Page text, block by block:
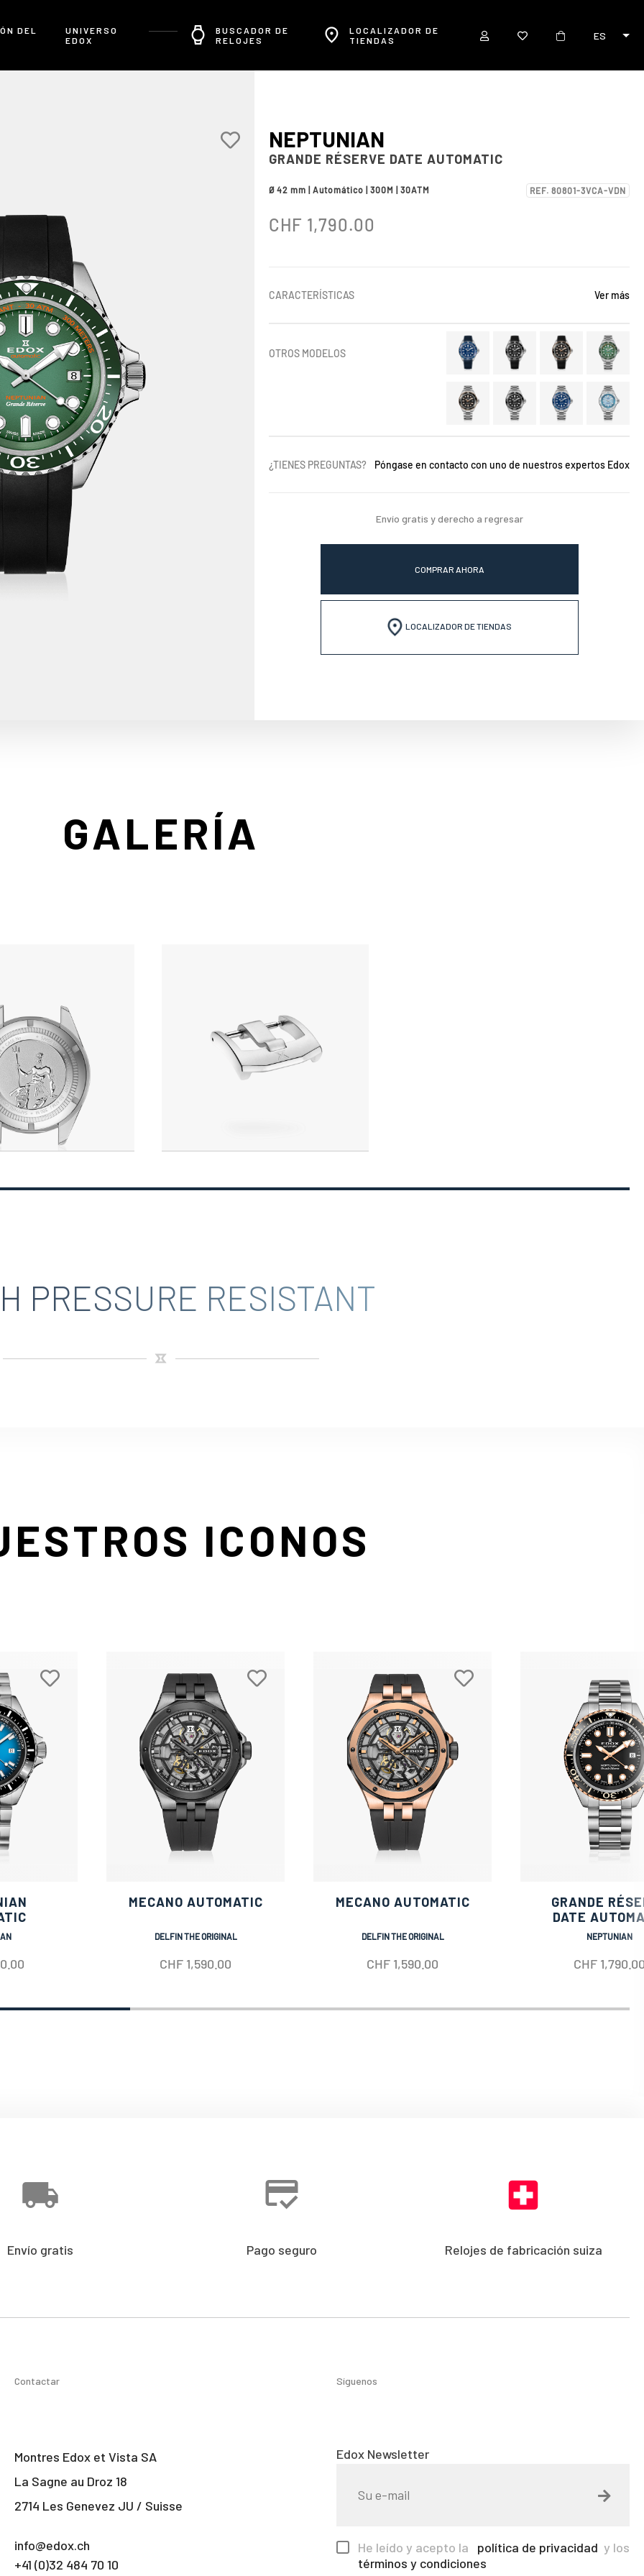
DEL
UNIVERSO
EDOX
BUSCADOR DE
RELOJES
LOCALIZADOR DE
TIENDAS
ES
NEPTUNIAN
GRANDE RÉSERVE DATE AUTOMATIC
Ø 42 mm | Automático | 300M | 30ATM REF. 80801-3VCA-VDN
CHF 1,790.00
CARACTERÍSTICAS Ver más
OTROS MODELOS
¿TIENES PREGUNTAS? Póngase en contacto con uno de nuestros expertos Edox
Envío gratis y derecho a regresar
COMPRAR AHORA
LOCALIZADOR DE TIENDAS
GALERÍA
PRESSURE RESISTANT
ICONOS
MECANO AUTOMATIC
DELFIN THE ORIGINAL
CHF 1,590.00
MECANO AUTOMATIC
DELFIN THE ORIGINAL
CHF 1,590.00
GRANDE
DATE
NEPTUNIAN
CHF
Envío gratis Pago seguro Relojes de fabricación suiza
Contactar
Montres Edox et Vista SA
La Sagne au Droz 18
2714 Les Genevez JU / Suisse
info@edox.ch
+41 (0)32 484 70 10
Síguenos
Edox Newsletter
He leído y acepto la política de privacidad y los
términos y condiciones